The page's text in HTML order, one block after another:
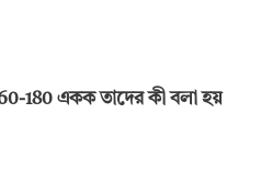
180 একক তাদের কী বলা হয়